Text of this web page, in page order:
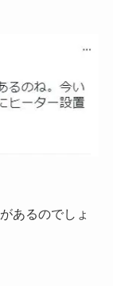
あるのでしょ